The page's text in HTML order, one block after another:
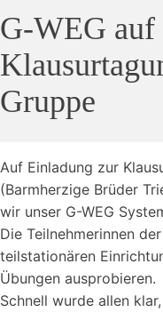
G-WEG auf
Gruppe
Auf Einladung zur
(Barmherzige Brüder
wir unser G-WEG
Die Teilnehmerinnen
teilstationären
Übungen ausprobieren.
Schnell wurde allen